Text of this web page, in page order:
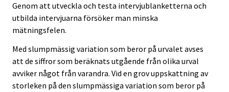
Genom att utveckla och testa intervjublanketterna och
utbilda intervjuarna försöker man minska
mätningsfelen.
Med slumpmässig variation som beror på urvalet avses
att de siffror som beräknats utgående från olika urval
avviker något från varandra. Vid en grov uppskattning av
storleken på den slumpmässiga variation som beror på